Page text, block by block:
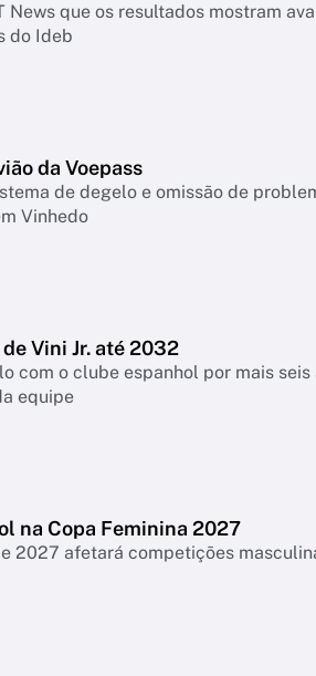
que os resultados mostram
do Ideb
da Voepass
de degelo e omissão de
Vinhedo
Vini Jr. até 2032
com o clube espanhol por mais
equipe
na Copa Feminina 2027
2027 afetará competições